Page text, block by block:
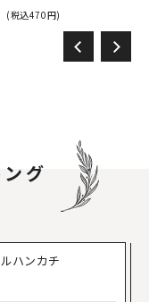
(税込470円)
グ
ハンカチ